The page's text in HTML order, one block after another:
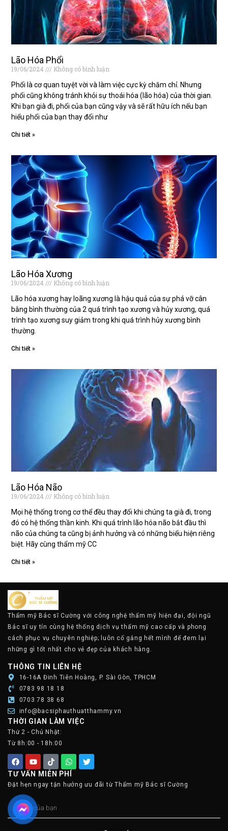
Lão Hóa Phổi
19/06/2024
Không có bình luận
Phổi là cơ quan tuyệt vời và làm việc cực kỳ chăm chỉ. Nhưng
phổi cũng không tránh khỏi sự thoái hóa (lão hóa) của thời gian.
Khi bạn già đi, phổi của bạn cũng vậy và sẽ rất hữu ích nếu bạn
hiểu phổi của bạn thay đổi như
Chi tiết »
Lão Hóa Xương
19/06/2024
Không có bình luận
Lão hóa xương hay loãng xương là hậu quả của sự phá vỡ cân
bằng bình thường của 2 quá trình tạo xương và hủy xương, quá
trình tạo xương suy giảm trong khi quá trình hủy xương bình
thường.
Chi tiết »
Lão Hóa Não
19/06/2024
Không có bình luận
Mọi hệ thống trong cơ thể đều thay đổi khi chúng ta già đi, trong
đó có hệ thống thần kinh. Khi quá trình lão hóa não bắt đầu thì
não của chúng ta cũng bị ảnh hưởng và có những biểu hiện riêng
biệt. Hãy cùng thẩm mỹ CC
Chi tiết »
Thẩm mỹ Bác sĩ Cường với công nghệ thẩm mỹ hiện đại, đội ngũ
Bác sĩ uy tín cùng hệ thống dịch vụ thẩm mỹ cao cấp và phong
cách phục vụ chuyên nghiệp; luôn cố gắng hết mình để đem lại
những gì tốt nhất cho vẻ đẹp của khách hàng.
THÔNG TIN LIÊN HỆ
16-16A Đinh Tiên Hoàng, P. Sài Gòn, TPHCM
0783 98 18 18
0703 78 38 68
info@bacsiphauthuatthammy.vn
THỜI GIAN LÀM VIỆC
Thứ 2 - Chủ Nhật:
Từ 8h:00 - 18h:00
TƯ VẤN MIỄN PHÍ
Đặt hẹn ngay tận hưởng ưu đãi từ Thẩm mỹ Bác sĩ Cường